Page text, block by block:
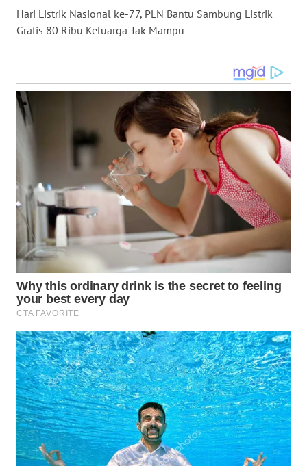
Hari Listrik Nasional ke-77, PLN Bantu Sambung Listrik
Gratis 80 Ribu Keluarga Tak Mampu
WN
TAPANULI
WN
TEBING
TINGGI
WN
PAKPAK
WN
WN
BEKASI
WN
BOGOR
WN